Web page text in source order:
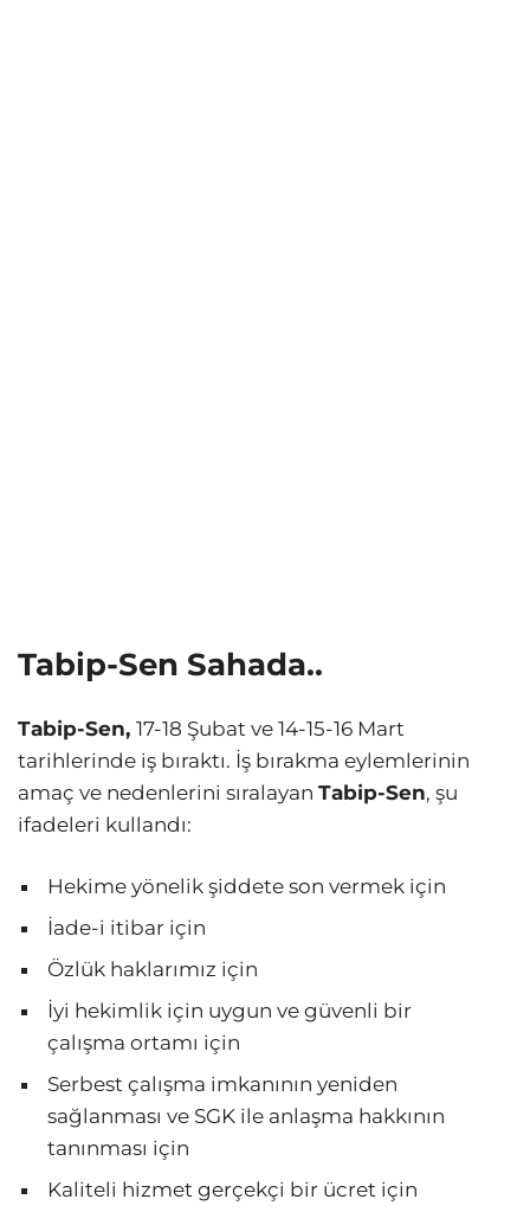
Tabip-Sen Sahada..
Tabip-Sen, 17-18 Şubat ve 14-15-16 Mart
tarihlerinde iş bıraktı. İş bırakma eylemlerinin
amaç ve nedenlerini sıralayan Tabip-Sen, şu
ifadeleri kullandı:
Hekime yönelik şiddete son vermek için
İade-i itibar için
Özlük haklarımız için
İyi hekimlik için uygun ve güvenli bir
çalışma ortamı için
Serbest çalışma imkanının yeniden
sağlanması ve SGK ile anlaşma hakkının
tanınması için
Kaliteli hizmet gerçekçi bir ücret için